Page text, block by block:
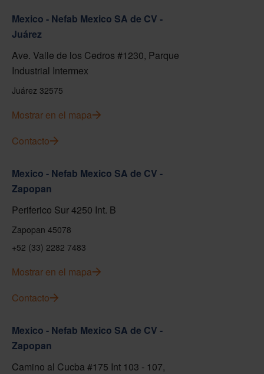
Mexico - Nefab Mexico SA de CV -
Juárez
Ave. Valle de los Cedros #1230, Parque
Industrial Intermex
Juárez 32575
Mostrar en el mapa
Contacto
Mexico - Nefab Mexico SA de CV -
Zapopan
Periferico Sur 4250 Int. B
Zapopan 45078
+52 (33) 2282 7483
Mostrar en el mapa
Contacto
Mexico - Nefab Mexico SA de CV -
Zapopan
Camino al Cucba #175 Int 103 - 107,